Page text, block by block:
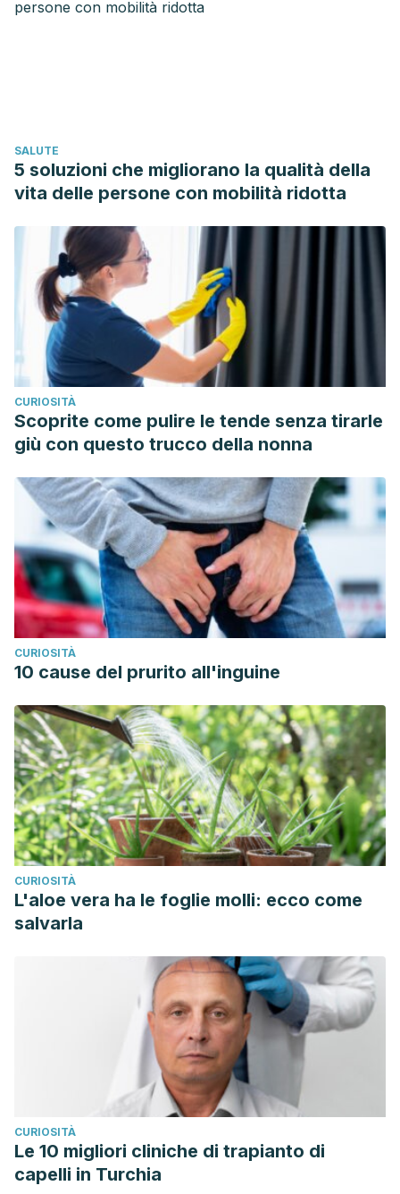
Monti, José Galeano, and Oscar Balbuena Jara. “Tortura e
Universidad Católica del Ecuador; 2017. Available from:
http://repositorio.puce.edu.ec/handle/22000/1311
Peña V. Relación Entre Dependencia Emocional e
Indefension aprendida en Mujeres víctimas de violencia
intrafamiliar [Internet]. Universidad Autónoma del Estado de
México; 2019. Available from:
http://148.215.1.182/handle/20.500.11799/105655
Reyes M. INDEFENSIÓN APRENDIDA Y ESTILO PARENTAL
PERCIBIDO EN ESTUDIANTES QUE SUFREN BULLYING DE
UNA SECUNDARIA [Internet]. Universidad Autónoma del
Estado México; 2019. Available from:
http://148.215.1.182/handle/20.500.11799/105652
Berengil Llantoy, Ana Paula, and Tessy Anyela Povis
Matencio. “Autoconcepto e indefensión aprendida en
estudiantes de 2 a 5 año del nivel secundario de una
institución educativa pública de Chaclacayo-Lima.” (2019).
Vázquez-Valverde C, Polaino-Lorente A. La indefension
aprendida en el hombre : Revisión crítica y búsqueda de
un algoritmo explicativo. Estud Psicol [Internet]. 1982;11:70–
89. Available from:
https://dialnet.unirioja.es/servlet/articulo?codigo=65852
Sanmartín, Pedro García. “Educar en fortalezas
psicológicas para mitigar la vulnerabilidad.”EHQUIDAD.
Revista Internacional de Políticas de Bienestar y Trabajo
Social13 (2020): 121-150.
SALUTE
5 soluzioni che migliorano la qualità della
vita delle persone con mobilità ridotta
CURIOSITÀ
Scoprite come pulire le tende senza tirarle
giù con questo trucco della nonna
CURIOSITÀ
10 cause del prurito all'inguine
CURIOSITÀ
L'aloe vera ha le foglie molli: ecco come
salvarla
CURIOSITÀ
Le 10 migliori cliniche di trapianto di
capelli in Turchia